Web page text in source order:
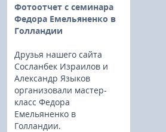
Фотоотчет с семинара
Федора Емельяненко в
Голландии
Друзья нашего сайта
Сосланбек Израилов и
Александр Языков
организовали мастер-
класс Федора
Емельяненко в
Голландии.